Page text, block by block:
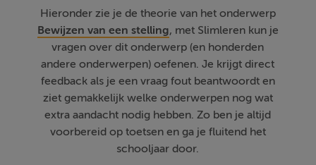
Hieronder zie je de theorie van het onderwerp
Bewijzen van een stelling, met Slimleren kun je
vragen over dit onderwerp (en honderden
andere onderwerpen) oefenen. Je krijgt direct
feedback als je een vraag fout beantwoordt en
ziet gemakkelijk welke onderwerpen nog wat
extra aandacht nodig hebben. Zo ben je altijd
voorbereid op toetsen en ga je fluitend het
schooljaar door.